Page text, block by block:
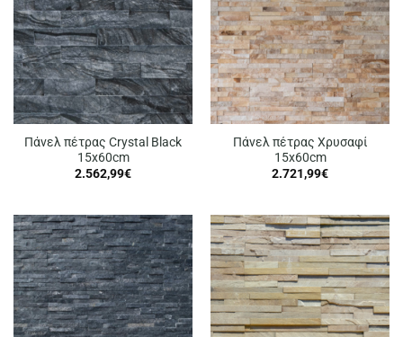
Πάνελ πέτρας Crystal Black
15x60cm
2.562,99€
Πάνελ πέτρας Χρυσαφί
15x60cm
2.721,99€